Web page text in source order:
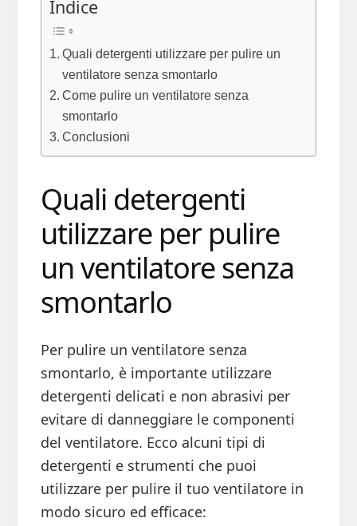
Indice
Quali detergenti utilizzare per pulire un
ventilatore senza smontarlo
Come pulire un ventilatore senza
smontarlo
Conclusioni
Quali detergenti
utilizzare per pulire
un ventilatore senza
smontarlo
Per pulire un ventilatore senza
smontarlo, è importante utilizzare
detergenti delicati e non abrasivi per
evitare di danneggiare le componenti
del ventilatore. Ecco alcuni tipi di
detergenti e strumenti che puoi
utilizzare per pulire il tuo ventilatore in
modo sicuro ed efficace: